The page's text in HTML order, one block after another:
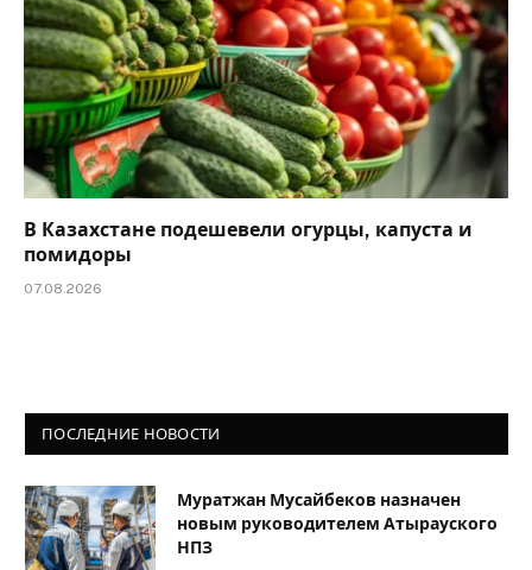
В Казахстане подешевели огурцы, капуста и
помидоры
07.08.2026
ПОСЛЕДНИЕ НОВОСТИ
Муратжан Мусайбеков назначен
новым руководителем Атырауского
НПЗ